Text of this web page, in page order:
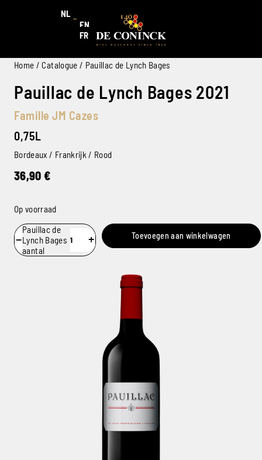
NL
EN
FR
Home / Catalogue / Pauillac de Lynch Bages
Pauillac de Lynch Bages 2021
Famille JM Cazes
0,75L
Bordeaux / Frankrijk / Rood
36,90 €
Op voorraad
−
Pauillac de
Lynch Bages
aantal
+ Toevoegen aan winkelwagen